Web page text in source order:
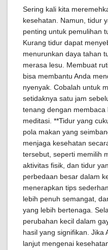
Sering kali kita
kesehatan. Namun, tidur
penting untuk pemulihan
Kurang tidur dapat
menurunkan daya tahan
merasa lesu. Membuat
bisa membantu Anda
nyenyak. Cobalah untuk
setidaknya satu jam
tenang dengan membaca
meditasi. **Tidur yang
pola makan yang
menjaga kesehatan
tersebut, seperti memilih
aktivitas fisik, dan tidur
perbedaan besar dalam
menerapkan tips
lebih penuh semangat,
yang lebih bertenaga.
perubahan kecil dalam
hasil yang signifikan. Jika
lanjut mengenai